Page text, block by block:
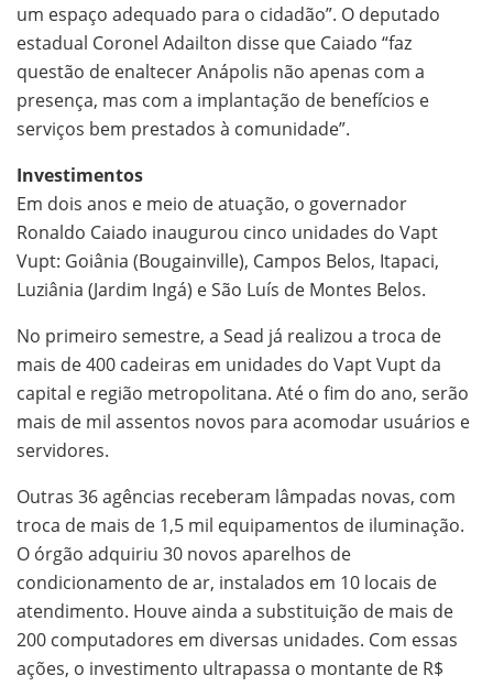
um espaço adequado para o cidadão”. O deputado
estadual Coronel Adailton disse que Caiado “faz
questão de enaltecer Anápolis não apenas com a
presença, mas com a implantação de benefícios e
serviços bem prestados à comunidade”.
Investimentos
Em dois anos e meio de atuação, o governador
Ronaldo Caiado inaugurou cinco unidades do Vapt
Vupt: Goiânia (Bougainville), Campos Belos, Itapaci,
Luziânia (Jardim Ingá) e São Luís de Montes Belos.
No primeiro semestre, a Sead já realizou a troca de
mais de 400 cadeiras em unidades do Vapt Vupt da
capital e região metropolitana. Até o fim do ano, serão
mais de mil assentos novos para acomodar usuários e
servidores.
Outras 36 agências receberam lâmpadas novas, com
troca de mais de 1,5 mil equipamentos de iluminação.
O órgão adquiriu 30 novos aparelhos de
condicionamento de ar, instalados em 10 locais de
atendimento. Houve ainda a substituição de mais de
200 computadores em diversas unidades. Com essas
ações, o investimento ultrapassa o montante de R$